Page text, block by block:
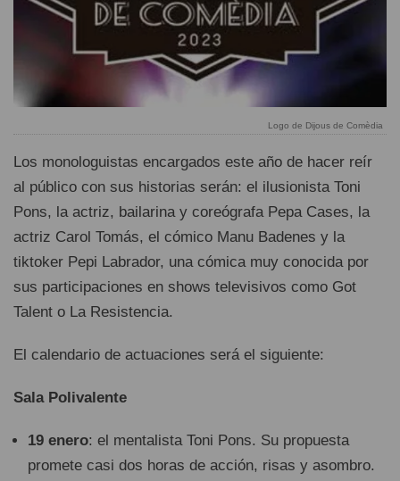
Logo de Dijous de Comèdia
Los monologuistas encargados este año de hacer reír
al público con sus historias serán: el ilusionista Toni
Pons, la actriz, bailarina y coreógrafa Pepa Cases, la
actriz Carol Tomás, el cómico Manu Badenes y la
tiktoker Pepi Labrador, una cómica muy conocida por
sus participaciones en shows televisivos como Got
Talent o La Resistencia.
El calendario de actuaciones será el siguiente:
Sala Polivalente
19 enero: el mentalista Toni Pons. Su propuesta
promete casi dos horas de acción, risas y asombro.